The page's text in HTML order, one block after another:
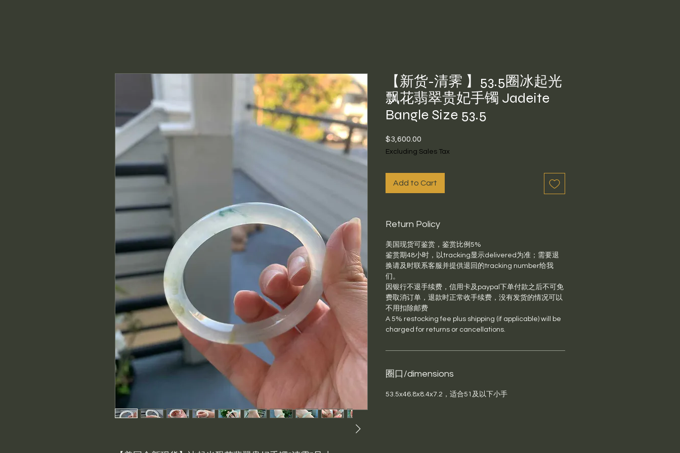
【新货-清霁 】53.5圈冰起光
飘花翡翠贵妃手镯 Jadeite
Bangle Size 53.5
$3,600.00
Excluding Sales Tax
Add to Cart
Return Policy
美国现货可鉴赏，鉴赏比例5%
鉴赏期48小时，以tracking显示delivered为准；需要退
换请及时联系客服并提供退回的tracking number给我
们。
因银行不退手续费，信用卡及paypal下单付款之后不可免
费取消订单，退款时正常收手续费，没有发货的情况可以
不用扣除邮费
A 5% restocking fee plus shipping (if applicable) will be
charged for returns or cancellations.
圈口/dimensions
53.5x46.8x8.4x7.2，适合51及以下小手